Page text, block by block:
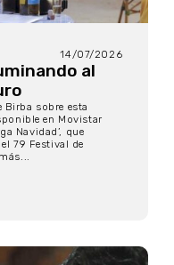
14/07/2026
al
Birba sobre esta
en Movistar
Navidad’, que
79 Festival de